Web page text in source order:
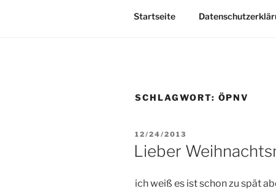
Startseite
SCHLAGWORT: ÖPNV
VERÖFFENTLICHT
AM
12/24/2013
Lieber
ich weiß es ist schon zu spät